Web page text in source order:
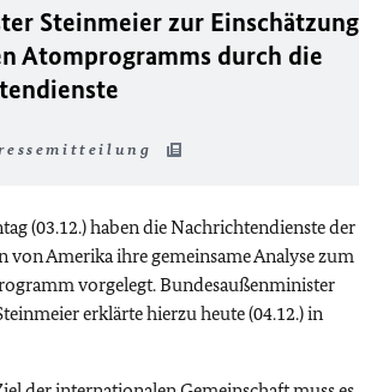
Steinmeier zur Einschätzung
Atomprogramms durch die
(03.12.) haben die Nachrichtendienste der
von Amerika ihre gemeinsame Analyse zum
vorgelegt. Bundesaußenminister
erklärte hierzu heute (04.12.) in